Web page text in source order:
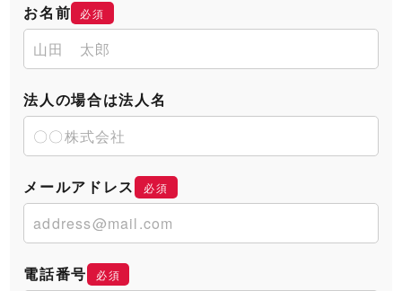
お名前 必須
法人の場合は法人名
メールアドレス 必須
電話番号 必須